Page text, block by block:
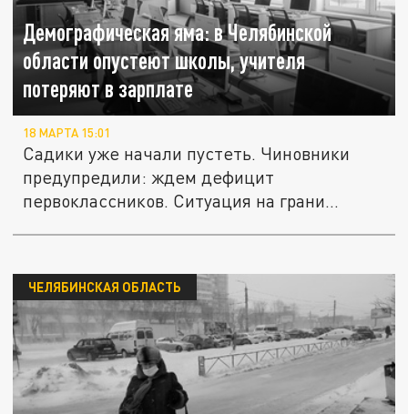
Демографическая яма: в Челябинской
области опустеют школы, учителя
потеряют в зарплате
18 МАРТА 15:01
Садики уже начали пустеть. Чиновники
предупредили: ждем дефицит
первоклассников. Ситуация на грани
ЧЕЛЯБИНСКАЯ ОБЛАСТЬ